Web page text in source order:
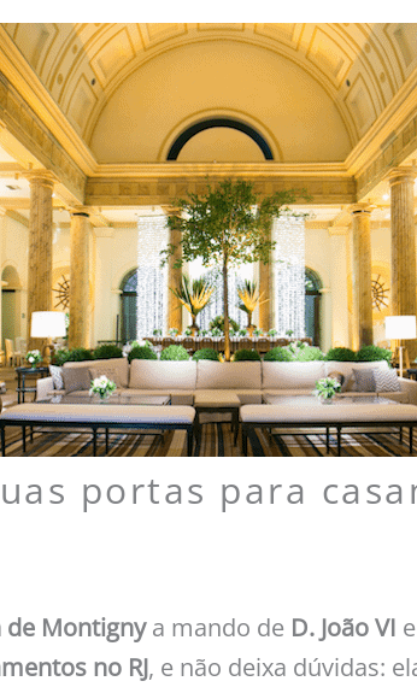
portas para
de Montignya mando de D. João VI
no RJ, e não deixa dúvidas: